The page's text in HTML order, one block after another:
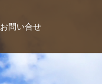
お問い合せ